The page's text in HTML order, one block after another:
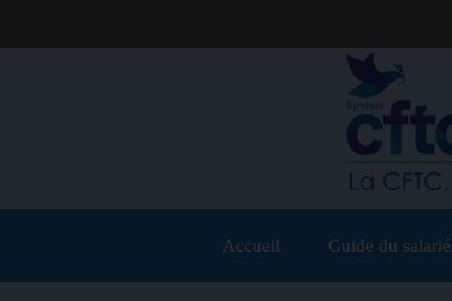
Accueil Guide du salarié